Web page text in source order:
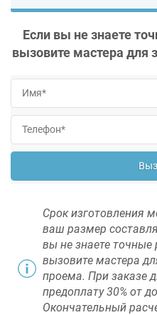
Если вы не знаете
вызовите мастера для
Срок изготовления
ваш размер
вы не знаете точные
вызовите мастера
проема. При заказе
предоплату 30% от
Окончательный